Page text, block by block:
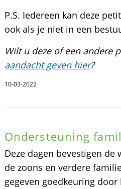
P.S. Iedereen kan deze
ook als je niet in een
Wilt u deze of een andere
aandacht geven hier?
10-03-2022
Ondersteuning
Deze dagen bevestigen de
de zoons en verdere
gegeven goedkeuring